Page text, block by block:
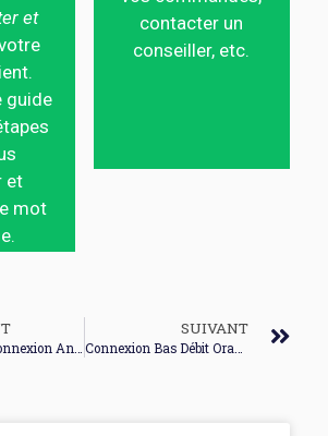
et
guide
et
mot
contacter un
conseiller, etc.
SUIVANT